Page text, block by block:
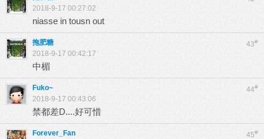
2018-9-17 00:27:02
niasse in tousn out
43#
拖肥糖
2018-9-17 00:42:17
中楣
44#
Fuko~
2018-9-17 00:43:06
禁都差D....好可惜
45#
Forever_Fan